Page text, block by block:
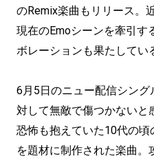
のRemix楽曲もリリース。
現在のEmoシーンを牽引す
ボレーションも果たしてい
6月5日のニュー配信シング
対して無敵で傷つかないと
恐怖も抱えていた10代の
を題材に制作された楽曲